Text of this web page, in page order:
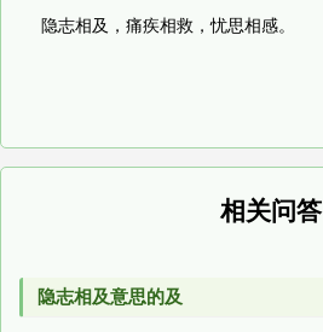
隐志相及，痛疾相救，忧思相感。
相关问答
隐志相及意思的及